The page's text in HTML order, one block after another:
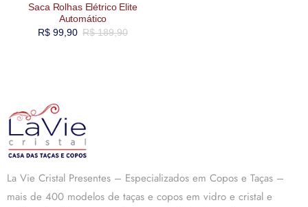
Saca Rolhas Elétrico Elite
Automático
R$189,90
R$99,90
La Vie Cristal Presentes – Especializados em Copos e Taças –
mais de 400 modelos de taças e copos em vidro e cristal e